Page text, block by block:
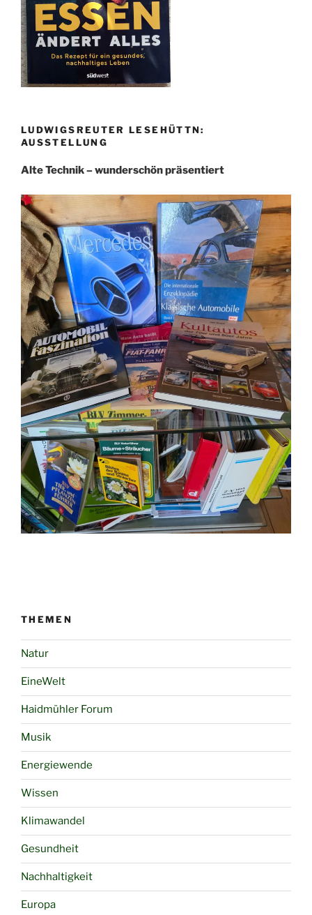
LUDWIGSREUTER LESEHÜTTN:
AUSSTELLUNG
Alte Technik – wunderschön präsentiert
THEMEN
Natur
EineWelt
Haidmühler Forum
Musik
Energiewende
Wissen
Klimawandel
Gesundheit
Nachhaltigkeit
Europa